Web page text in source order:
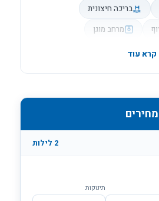
בריכה חיצונית
מרחב מוגן
קרא עוד
מחירים
2 לילות
תינוקות